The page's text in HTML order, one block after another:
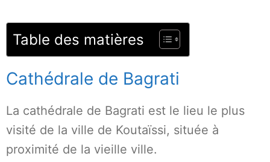
Table des matières
Cathédrale de Bagrati
La cathédrale de Bagrati est le lieu le plus
visité de la ville de Koutaïssi, située à
proximité de la vieille ville.